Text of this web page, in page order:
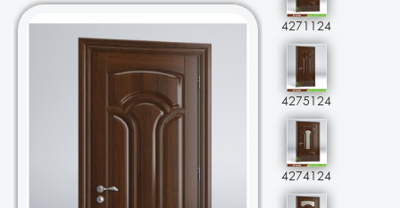
4271124
4275124
4274124